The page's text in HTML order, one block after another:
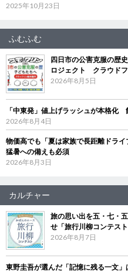
2025年10月23日
ふむふむ
四日市の公害克服の歴
ロジェクト クラウド
2026年8月5日
「中東発」値上げラッシュが本格化
2026年8月4日
物価高でも「夏は家族で長距離ドラ
猛暑への備えも必須
2026年8月3日
カルチャー
旅の思い出を五・七・
せ「旅行川柳コンテス
2026年8月7日
東野圭吾が選んだ「記憶に残る一文